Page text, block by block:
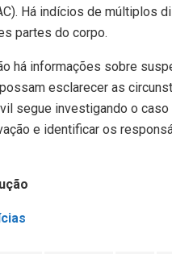
Há indícios de múltiplos
partes do corpo.
há informações sobre
esclarecer as
segue investigando o caso
e identificar os